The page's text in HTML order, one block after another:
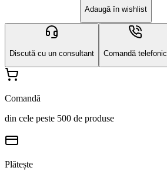
Adaugă în wishlist
Discută cu un consultant Comandă telefonic
Comandă
din cele peste 500 de produse
Plătește